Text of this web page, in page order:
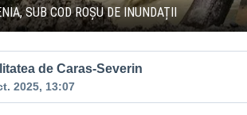
SUB COD ROȘU DE INUNDAȚII
de Caras-Severin
2025, 13:07